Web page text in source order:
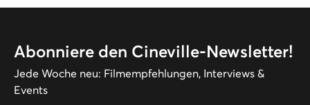
Abonniere den Cineville-Newsletter!
Jede Woche neu: Filmempfehlungen, Interviews &
Events